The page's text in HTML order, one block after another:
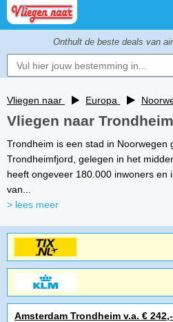
Onthult de beste deals van
Vliegen naar Europa
Vliegen naar Trondheim
Trondheim is een stad in Noorwegen
Trondheimfjord, gelegen in het
heeft ongeveer 180.000 inwoners en
van...
> lees meer
Amsterdam Trondheim v.a. € 242,-